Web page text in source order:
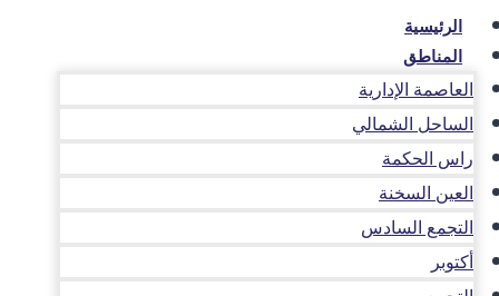
الرئيسية
المناطق
العاصمة الإدارية
الساحل الشمالي
راس الحكمة
العين السخنة
التجمع السادس
أكتوبر